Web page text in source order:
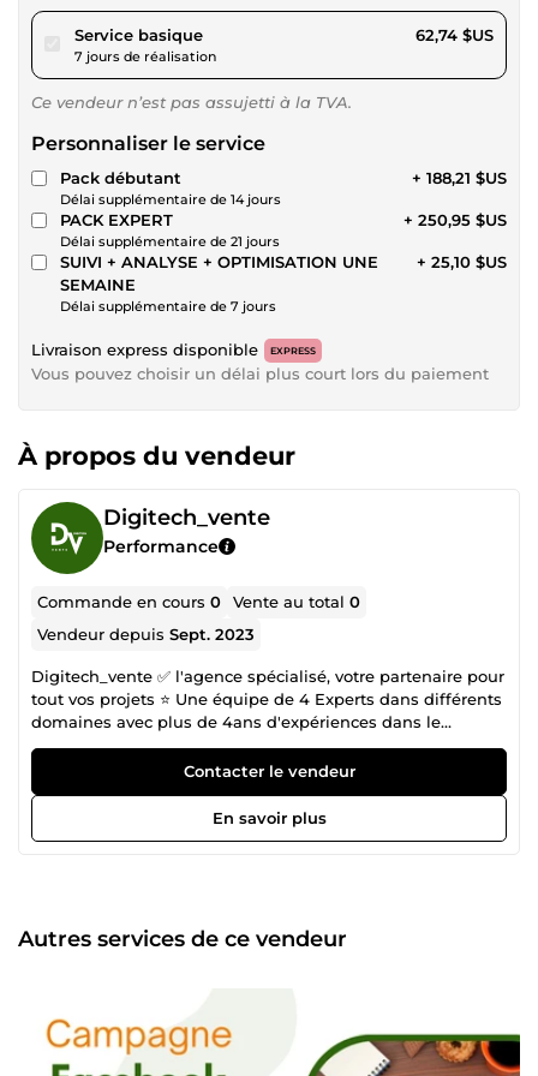
Service basiquepour 57,82 $US
7 jours de réalisation
62,74 $US
Ce vendeur n’est pas assujetti à la TVA.
Personnaliser le service
Pack débutant
Délai supplémentaire de 14 jours
+ 188,21 $US
PACK EXPERT
Délai supplémentaire de 21 jours
+ 250,95 $US
SUIVI + ANALYSE + OPTIMISATION UNE
SEMAINE
Délai supplémentaire de 7 jours
+ 25,10 $US
Livraison express disponible EXPRESS
Vous pouvez choisir un délai plus court lors du paiement
À propos du vendeur
Digitech_vente
Performance
Commande en cours0 Vente au total0
Vendeur depuisSept. 2023
Digitech_vente ✅ l'agence spécialisé, votre partenaire pour
tout vos projets ⭐ Une équipe de 4 Experts dans différents
domaines avec plus de 4ans d'expériences dans le
webmarketing , vente , Facebook ADS et dans l'E-
commerce Etc...✅ ➡️ Notre mission : Votre business + Notre
expertise = Chiffres d'Affaires ✨Nous vous proposons nos
services Web marketing , Facebook ADS afin de vous aider,
accompagner à améliorer ou maximiser votre présence en
Facebook Ads ✔️ Création de Tunnel de vente ✔️ Création
de landing page ✔️ Référencement et Audit SEO ✔️ Testing
✔️ Facebook ADS ✔️ Marketing digital ✔️ Relation clientèle -
formation, consulting ✔️ Assistance virtuelle polyvalente ✔️
Rédaction - SEO ✔️ E-commerce ✔️ Marketing de vente . ✔️
Contacter le vendeur
En savoir plus
Autres services de ce vendeur